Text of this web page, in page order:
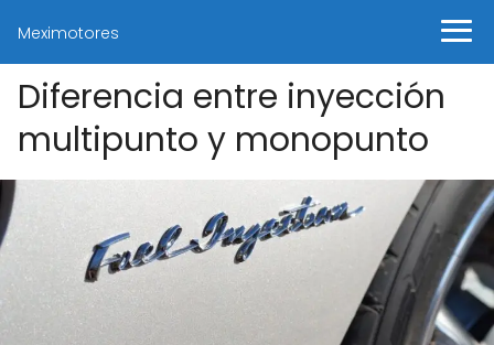
Meximotores
Diferencia entre inyección
multipunto y monopunto